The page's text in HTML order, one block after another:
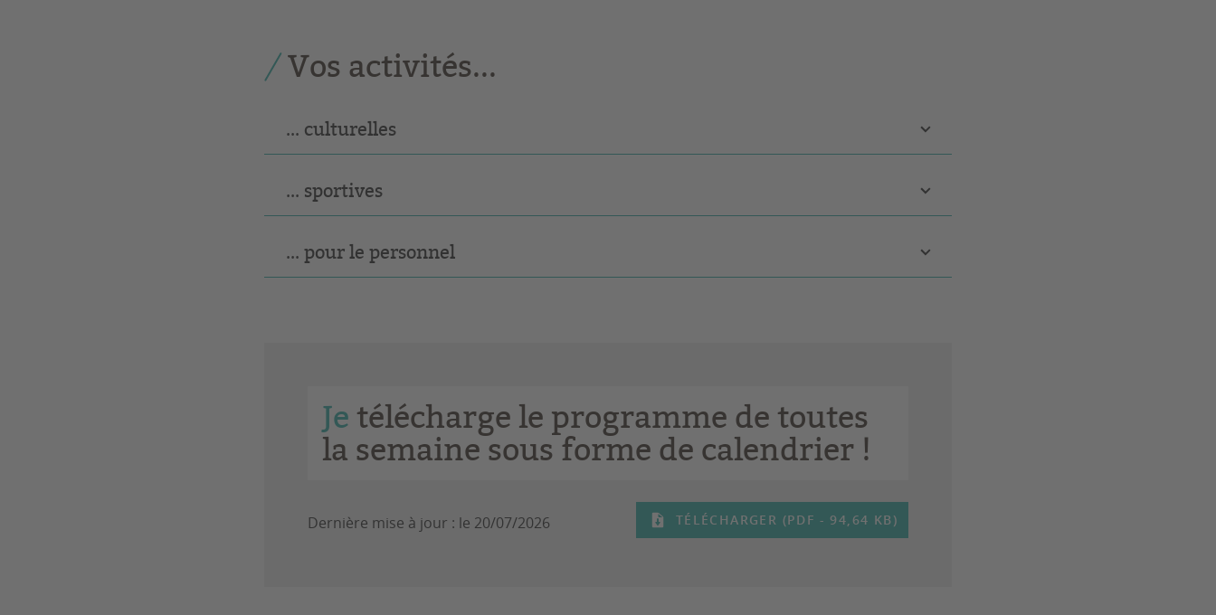
Vos activités...
... culturelles
... sportives
... pour le personnel
Je télécharge le programme de toutes
la semaine sous forme de calendrier !
Dernière mise à jour : le 20/07/2026 TÉLÉCHARGER (PDF - 94,64 KB)